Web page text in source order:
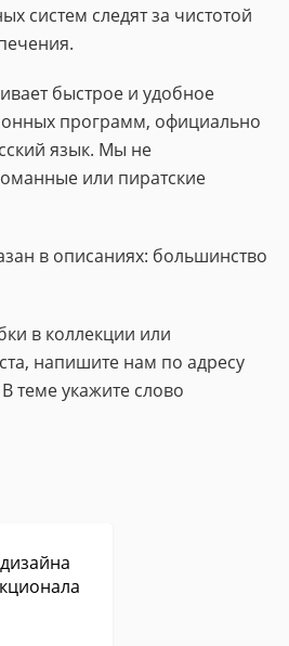
систем следят за чистотой
быстрое и удобное
программ, официально
язык. Мы не
или пиратские
в описаниях: большинство
в коллекции или
напишите нам по адресу
теме укажите слово